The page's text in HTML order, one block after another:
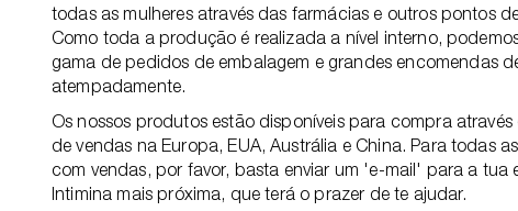
todas as mulheres através das farmácias e outros pontos
Como toda a produção é realizada a nível interno,
gama de pedidos de embalagem e grandes encomendas
atempadamente.
Os nossos produtos estão disponíveis para compra através
de vendas na Europa, EUA, Austrália e China. Para todas
com vendas, por favor, basta enviar um 'e-mail' para a tua
Intimina mais próxima, que terá o prazer de te ajudar.